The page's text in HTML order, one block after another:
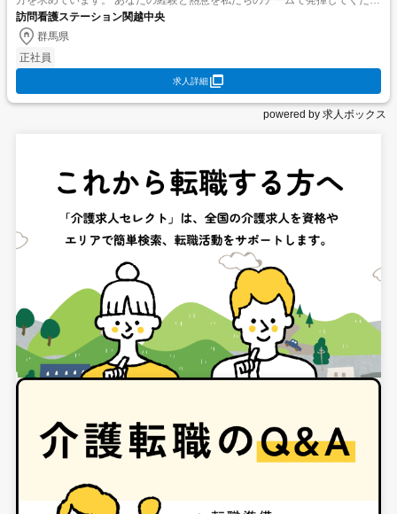
い。 当施設では大学病院、総合病院、クリニッ...
訪問看護ステーション関越中央
群馬県
正社員
求人詳細
powered by 求人ボックス